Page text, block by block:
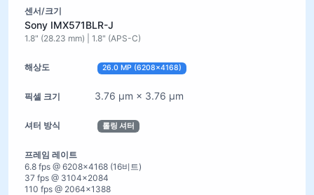
Sony IMX571BLR-J
1.8" (28.23 mm) | 1.8" (APS-C)
26.0 MP (6208×4168)
3.76 µm × 3.76 µm
롤링 셔터
6.8 fps @ 6208×4168 (16비트)
37 fps @ 3104×2084
110 fps @ 2064×1388